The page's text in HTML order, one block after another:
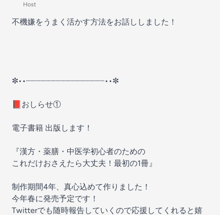
Host
不機嫌をうまく活かす方法をお話ししました！
✼••┈┈┈┈┈┈┈┈┈┈┈┈┈┈┈┈••✼
📕おしらせ①
電子書籍 出版します！
『漢方・薬膳・中医学初心者のための
これだけおさえたら大丈夫！最初の1冊』
制作期間4年、真心込めて作りました！
今年春に発売予定です！
Twitterでも随時報告していくので応援してくれると嬉